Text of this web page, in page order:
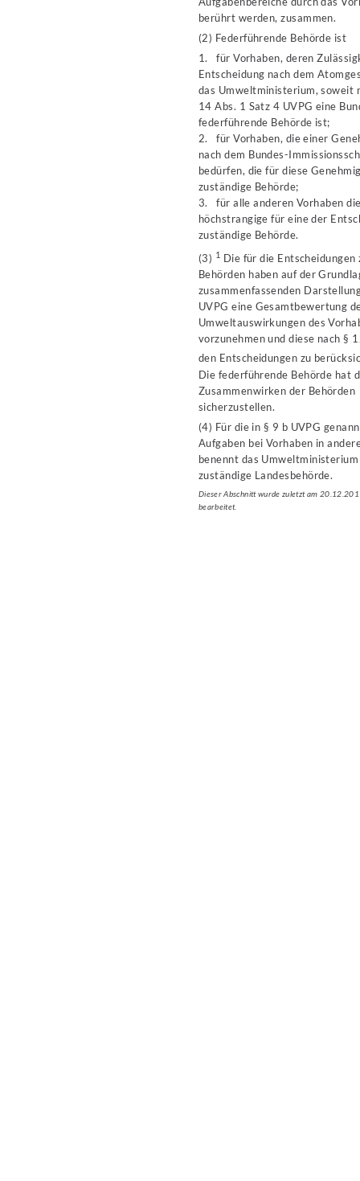
berührt werden, zusammen.
(2) Federführende Behörde ist
1. für Vorhaben, deren
Entscheidung nach dem
das Umweltministerium, soweit
14 Abs. 1 Satz 4 UVPG eine
federführende Behörde ist;
2. für Vorhaben, die einer
nach dem Bundes-
bedürfen, die für diese
zuständige Behörde;
3. für alle anderen Vorhaben
höchstrangige für eine der
zuständige Behörde.
(3) 1 Die für die Entscheidungen
Behörden haben auf der
zusammenfassenden
UVPG eine Gesamtbewertung
Umweltauswirkungen des
vorzunehmen und diese nach §
den Entscheidungen zu
Die federführende Behörde hat
Zusammenwirken der Behörden
sicherzustellen.
(4) Für die in § 9 b UVPG
Aufgaben bei Vorhaben in
benennt das
zuständige Landesbehörde.
Dieser Abschnitt wurde zuletzt am
bearbeitet.